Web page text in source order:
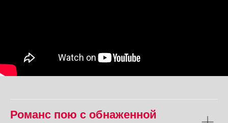
Романс пою с обнаженной